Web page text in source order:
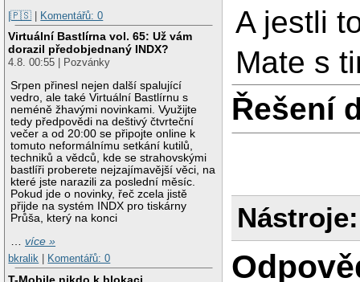
|🇵🇸 | Komentářů: 0
Virtuální Bastlírna vol. 65: Už vám
dorazil předobjednaný INDX?
4.8. 00:55 | Pozvánky
Srpen přinesl nejen další spalující
vedro, ale také Virtuální Bastlírnu s
neméně žhavými novinkami. Využijte
tedy předpovědi na deštivý čtvrteční
večer a od 20:00 se připojte online k
tomuto neformálnímu setkání kutilů,
techniků a vědců, kde se strahovskými
bastlíři proberete nejzajímavější věci, na
které jste narazili za poslední měsíc.
Pokud jde o novinky, řeč zcela jistě
přijde na systém INDX pro tiskárny
Průša, který na konci
…více »
bkralik
Komentářů: 0
T-Mobile nikdo k blokaci
A jestli
Mate s
Řešení
Nástroje: